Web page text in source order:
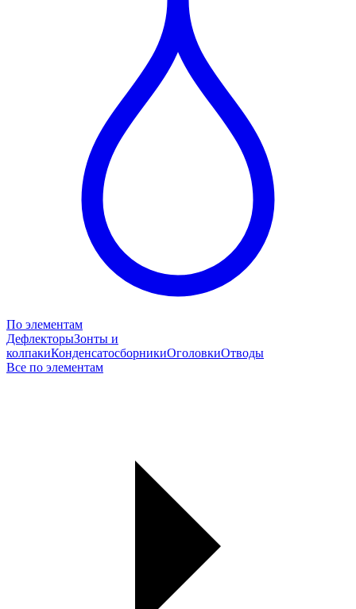
По элементам
ДефлекторыЗонты и
колпакиКонденсатосборникиОголовкиОтводы
Все по элементам